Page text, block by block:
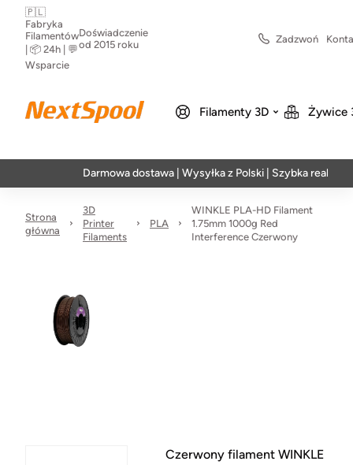
🇵🇱
Fabryka
Filamentów
| 📦 24h | 💬
Wsparcie
Doświadczenie
od 2015 roku
Zadzwoń
Filamenty 3D Żywice
Darmowa dostawa | Wysyłka z Polski | Szybka realizacja w 24h
Strona
główna
3D
Printer
Filaments
PLA
WINKLE PLA-HD Filament
1.75mm 1000g Red
Interference Czerwony
Czerwony filament WINKLE